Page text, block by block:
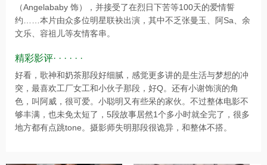
（Angelababy 饰），并接受了在烈日下苦等100天的爱情誓
约……本片由众多位明星联袂出演，其中不乏张曼玉、阿Sa、余
文乐、容祖儿等友情客串。
精彩影评· · · · · ·
好看，歌神和奶茶那段好细腻，感觉更多讲的是生活与梦想的冲
突，最喜欢工厂女工和小伙子那段，好Q。还有小谢饰演的角
色，叫阿威，很可爱。小聪明又有些呆的家伙。不过整体电影不
够丰满，也未免太短了，5段故事居然1个多小时就全完了，很多
地方都有点跳tone。摄影师失明那段很诡异，和整体不搭。